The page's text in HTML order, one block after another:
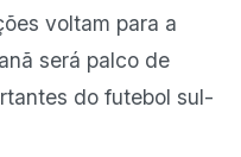
voltam para a
será palco de
do futebol sul-